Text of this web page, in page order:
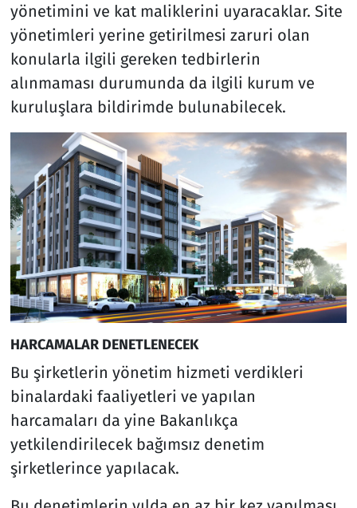
yönetimini ve kat maliklerini uyaracaklar. Site
yönetimleri yerine getirilmesi zaruri olan
konularla ilgili gereken tedbirlerin
alınmaması durumunda da ilgili kurum ve
kuruluşlara bildirimde bulunabilecek.
HARCAMALAR DENETLENECEK
Bu şirketlerin yönetim hizmeti verdikleri
binalardaki faaliyetleri ve yapılan
harcamaları da yine Bakanlıkça
yetkilendirilecek bağımsız denetim
şirketlerince yapılacak.